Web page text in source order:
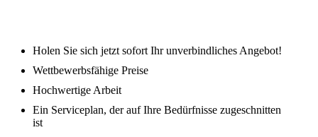
Holen Sie sich jetzt sofort Ihr unverbindliches Angebot!
Wettbewerbsfähige Preise
Hochwertige Arbeit
Ein Serviceplan, der auf Ihre Bedürfnisse zugeschnitten
ist